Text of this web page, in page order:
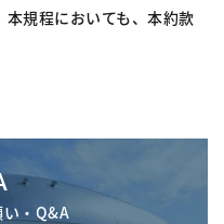
規程においても、本約款
い・Q&A